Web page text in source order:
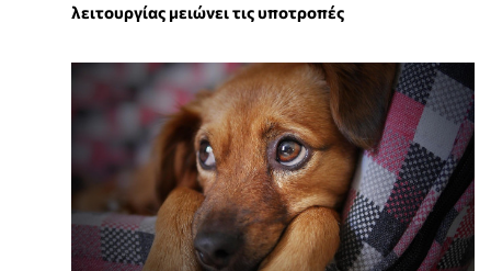
λειτουργίας μειώνει τις υποτροπές